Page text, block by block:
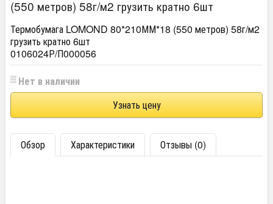
(550 метров) 58г/м2 грузить кратно 6шт
Термобумага LOMOND 80*210ММ*18 (550 метров) 58г/м2
грузить кратно 6шт
0106024Р/П000056
Нет в наличии
Узнать цену
Обзор Характеристики Отзывы (0)